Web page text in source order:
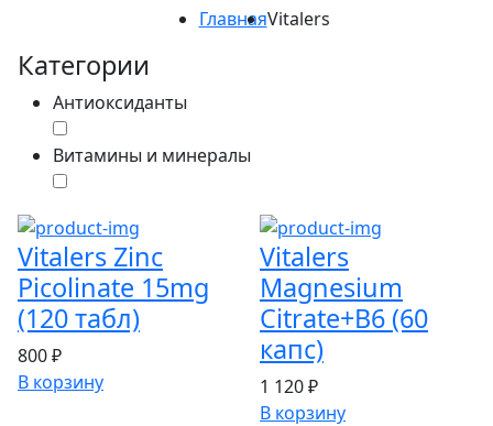
ГлавнаяVitalers
Категории
Антиоксиданты
Витамины и минералы
Vitalers Zinc
Picolinate 15mg
(120 табл)
800 ₽
В корзину
Vitalers
Magnesium
Citrate+B6 (60
капс)
1 120 ₽
В корзину